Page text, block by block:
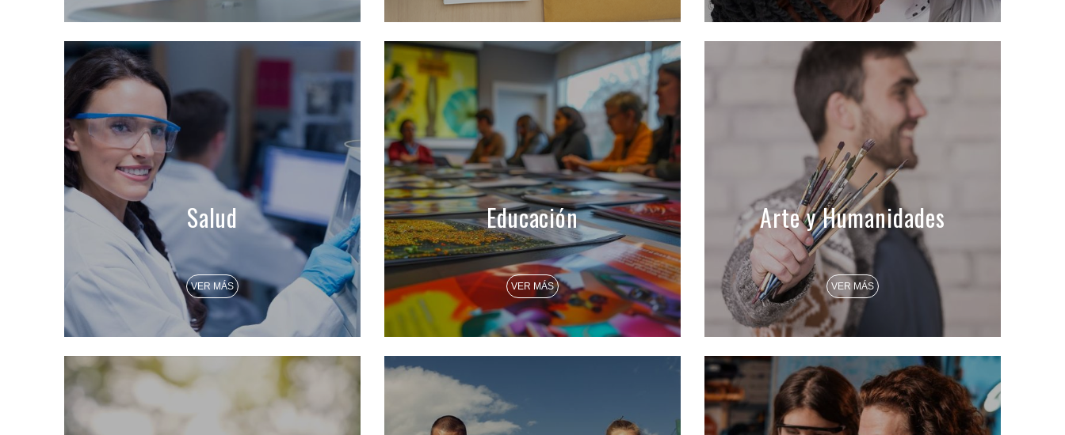
Salud
VER MÁS
Educación
VER MÁS
Arte y Humanidades
VER MÁS